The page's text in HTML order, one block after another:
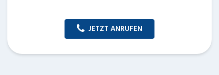
JETZT ANRUFEN